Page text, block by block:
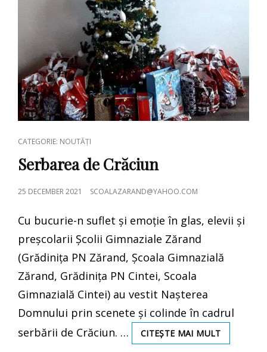
CAT
LINKS
CATEGORIE: NOUTĂȚI
Serbarea de Crăciun
POSTED
25 DECEMBER 2021 SCOALAZARAND@YAHOO.COM
Cu bucurie-n suflet și emoție în glas, elevii și
preșcolarii Școlii Gimnaziale Zărand
(Grădinița PN Zărand, Școala Gimnazială
Zărand, Grădinița PN Cintei, Scoala
Gimnazială Cintei) au vestit Nașterea
Domnului prin scenete și colinde în cadrul
serbării de Crăciun. …
CITEȘTE MAI MULTSERBAREA
DE